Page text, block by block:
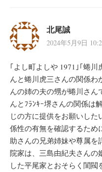
北尾誠
2024年5月9日
｢よし町よしや 1971｣｢蜷川
んと蜷川虎三さんの関係わ
んの姉の夫の甥が蜷川さん
んとﾌﾗﾝｷｰ堺さんの関係は
じの方に提供をお願いし
係性の有無を確認するため
助さんの兄弟姉妹や尊属を
院家は、三島由紀夫さんの
した平尾家とおそらく閨